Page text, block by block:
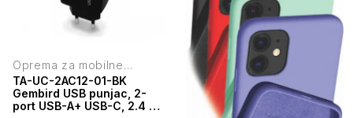
Oprema za mobilne
telefone
TA-UC-2AC12-01-BK
Gembird USB punjac, 2-
port USB-A+ USB-C, 2.4 A,